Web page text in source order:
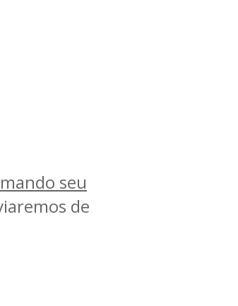
seu
de